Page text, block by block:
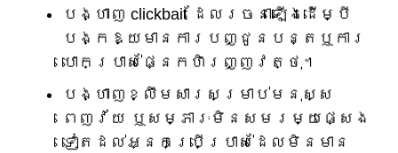
បង្ហាញ clickbait ដែលរចនាឡើងដើម្បី
បង្កឱ្យមានការបញ្ជូនបន្តឬការ
បោកប្រាស់ផ្នែកហិរញ្ញវត្ថុ។
បង្ហាញខ្លឹមសារសម្រាប់មនុស្ស
ពេញវ័យ ឬសម្ភារៈមិនសមរម្យផ្សេង
ទៀតដល់អ្នកប្រើប្រាស់ដែលមិនមាន